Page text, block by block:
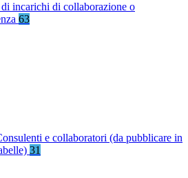
incarichi di collaborazione o
63
e collaboratori (da pubblicare in
31